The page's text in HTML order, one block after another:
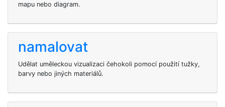
mapu nebo diagram.
namalovat
Udělat uměleckou vizualizaci čehokoli pomocí použití tužky,
barvy nebo jiných materiálů.